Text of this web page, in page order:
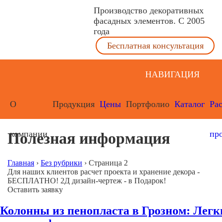
Производство декоративных
фасадных элементов. С 2005
года
Бесплатная консультация
НАВИГАЦИЯ
О
компании
Продукция Цены Портфолио Каталог
Полезная информация
Главная › Без рубрики › Страница 2
Для наших клиентов расчет проекта и хранение декора -
БЕСПЛАТНО! 2Д дизайн-чертеж - в Подарок!
Оставить заявку
Колонны из пенопласта в Грозном: